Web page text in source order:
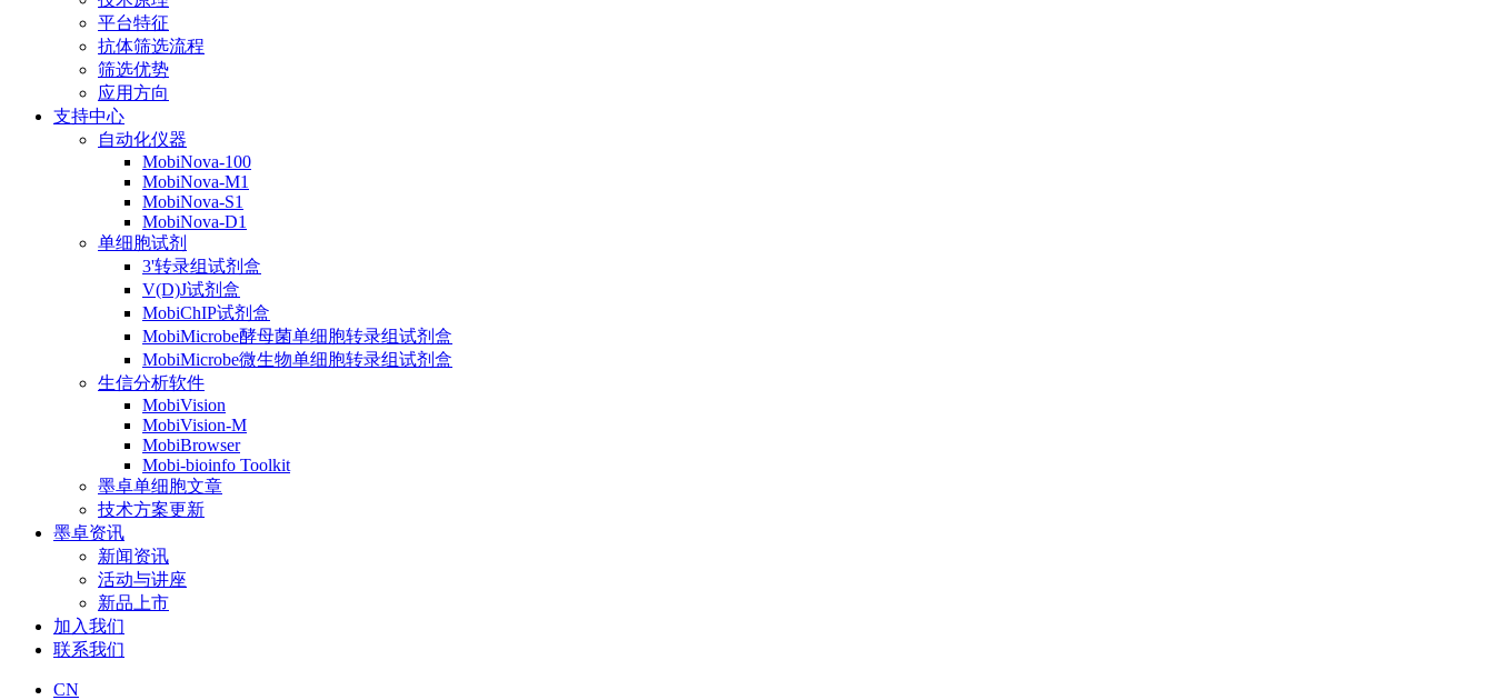
平台特征
抗体筛选流程
筛选优势
应用方向
支持中心
自动化仪器
MobiNova-100
MobiNova-M1
MobiNova-S1
MobiNova-D1
单细胞试剂
3'转录组试剂盒
V(D)J试剂盒
MobiChIP试剂盒
MobiMicrobe酵母菌单细胞转录组试剂盒
MobiMicrobe微生物单细胞转录组试剂盒
生信分析软件
MobiVision
MobiVision-M
MobiBrowser
Mobi-bioinfo Toolkit
墨卓单细胞文章
技术方案更新
墨卓资讯
新闻资讯
活动与讲座
新品上市
加入我们
联系我们
CN